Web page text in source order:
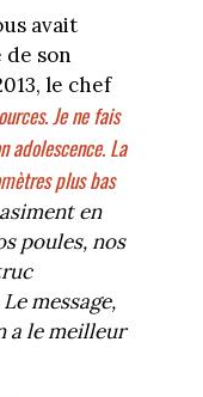
avait
son
le chef
Je ne fais
adolescence. La
plus bas
en
poules, nos
message,
a le meilleur